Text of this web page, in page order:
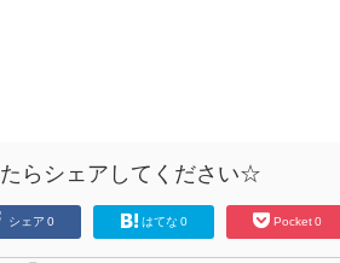
らシェアしてください☆
シェア 0 はてな 0 Pocket0